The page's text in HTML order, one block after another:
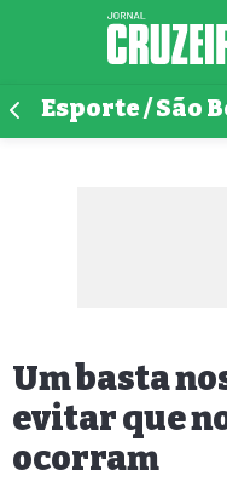
Esporte / São
Um basta
evitar que
ocorram